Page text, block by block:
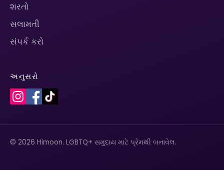
શરતો
સલામતી
સંપર્ક કરો
અનુસરો
© 2026 Himoon. LGBTQ+ સમુદાય માટે પ્રેમથી બનાવેલ.